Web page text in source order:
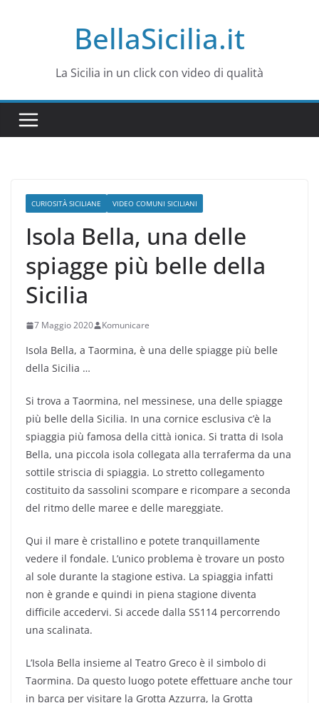
BellaSicilia.it
La Sicilia in un click con video di qualità
CURIOSITÀ SICILIANE VIDEO COMUNI SICILIANI
Isola Bella, una delle
spiagge più belle della
Sicilia
7 Maggio 2020 Komunicare
Isola Bella, a Taormina, è una delle spiagge più belle
della Sicilia …
Si trova a Taormina, nel messinese, una delle spiagge
più belle della Sicilia. In una cornice esclusiva c’è la
spiaggia più famosa della città ionica. Si tratta di Isola
Bella, una piccola isola collegata alla terraferma da una
sottile striscia di spiaggia. Lo stretto collegamento
costituito da sassolini scompare e ricompare a seconda
del ritmo delle maree e delle mareggiate.
Qui il mare è cristallino e potete tranquillamente
vedere il fondale. L’unico problema è trovare un posto
al sole durante la stagione estiva. La spiaggia infatti
non è grande e quindi in piena stagione diventa
difficile accedervi. Si accede dalla SS114 percorrendo
una scalinata.
L’Isola Bella insieme al Teatro Greco è il simbolo di
Taormina. Da questo luogo potete effettuare anche tour
in barca per visitare la Grotta Azzurra, la Grotta